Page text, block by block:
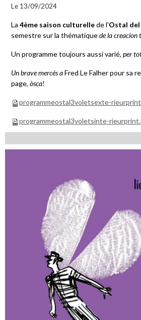
Le 13/09/2024
La 4ème saison culturellede l'Ostal del
semestre sur la thématiquede la creacion
Un programme toujours aussi varié, per
Un brave mercés aFred Le Falher pour sa
page, òsca!
programmeostal3voletsexte-
programmeostal3voletsinte-